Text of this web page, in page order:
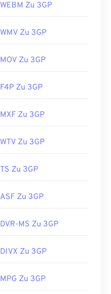
WEBM Zu 3GP
WMV Zu 3GP
MOV Zu 3GP
F4P Zu 3GP
MXF Zu 3GP
WTV Zu 3GP
TS Zu 3GP
ASF Zu 3GP
DVR-MS Zu 3GP
DIVX Zu 3GP
MPG Zu 3GP